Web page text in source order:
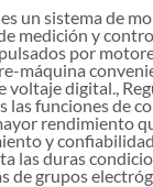
un sistema de
medición y
​​por
máquina
voltaje digital.,
las funciones de
rendimiento
y
las duras
de grupos